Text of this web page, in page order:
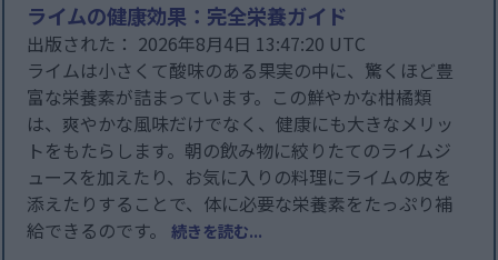
ライムの健康効果：完全栄養ガイド
出版された： 2026年8月4日 13:47:20 UTC
ライムは小さくて酸味のある果実の中に、驚くほど豊
富な栄養素が詰まっています。この鮮やかな柑橘類
は、爽やかな風味だけでなく、健康にも大きなメリッ
トをもたらします。朝の飲み物に絞りたてのライムジ
ュースを加えたり、お気に入りの料理にライムの皮を
添えたりすることで、体に必要な栄養素をたっぷり補
給できるのです。続きを読む...